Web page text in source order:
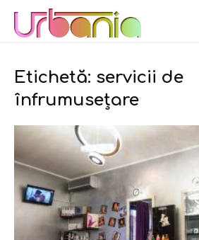
Etichetă: servicii de
înfrumusețare